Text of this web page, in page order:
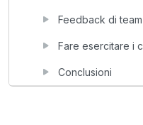
Feedback di team
Fare esercitare i
Conclusioni